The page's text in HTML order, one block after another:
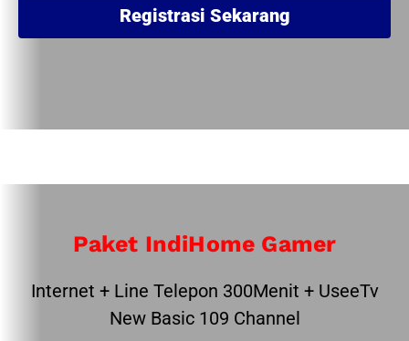
Registrasi Sekarang
Paket IndiHome Gamer
Internet + Line Telepon 300Menit + UseeTv
New Basic 109 Channel